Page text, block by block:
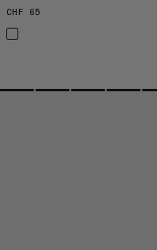
CHF 65